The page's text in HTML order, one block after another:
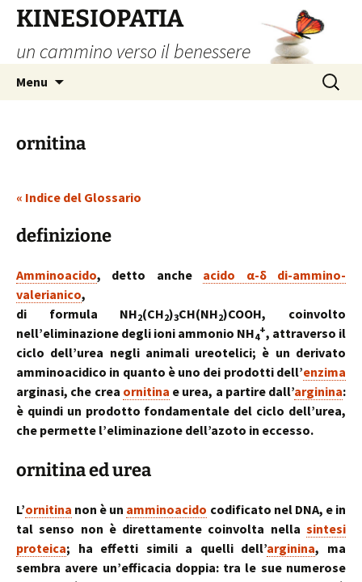
contenuto
KINESIOPATIA
un cammino verso il benessere
Menu
Ricerca
per:
ornitina
« Indice del Glossario
definizione
Amminoacido, detto anche acido α-δ di-ammino-
valerianico,
di formula NH2(CH2)3CH(NH2)COOH, coinvolto
nell’eliminazione degli ioni ammonio NH4
+, attraverso il
ciclo dell’urea negli animali ureotelici; è un derivato
amminoacidico in quanto è uno dei prodotti dell’enzima
arginasi, che crea ornitina e urea, a partire dall’arginina:
è quindi un prodotto fondamentale del ciclo dell’urea,
che permette l’eliminazione dell’azoto in eccesso.
ornitina ed urea
L’ornitina non è un amminoacido codificato nel DNA, e in
tal senso non è direttamente coinvolta nella sintesi
proteica; ha effetti simili a quelli dell’arginina, ma
sembra avere un’efficacia doppia: tra le sue numerose